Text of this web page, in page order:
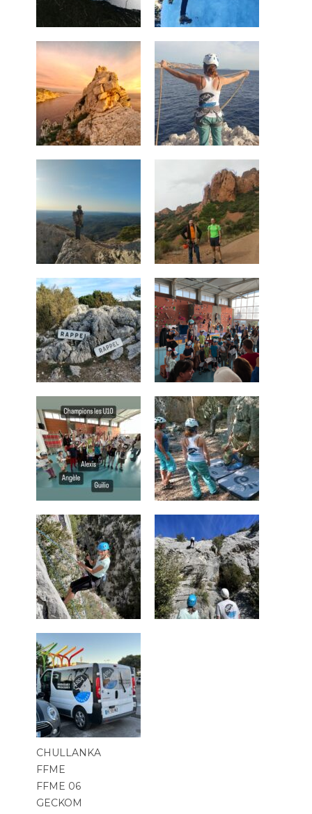
CHULLANKA
FFME
FFME 06
GECKOM